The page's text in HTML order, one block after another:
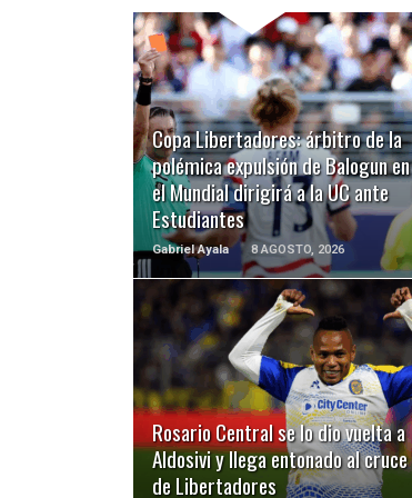
Copa Libertadores: árbitro de la
polémica expulsión de Balogun en
el Mundial dirigirá a la UC ante
Estudiantes
Gabriel Ayala 8 AGOSTO, 2026
LEER MÁS
Rosario Central se lo dio vuelta a
Aldosivi y llega entonado al cruce
de Libertadores
LEER MÁS